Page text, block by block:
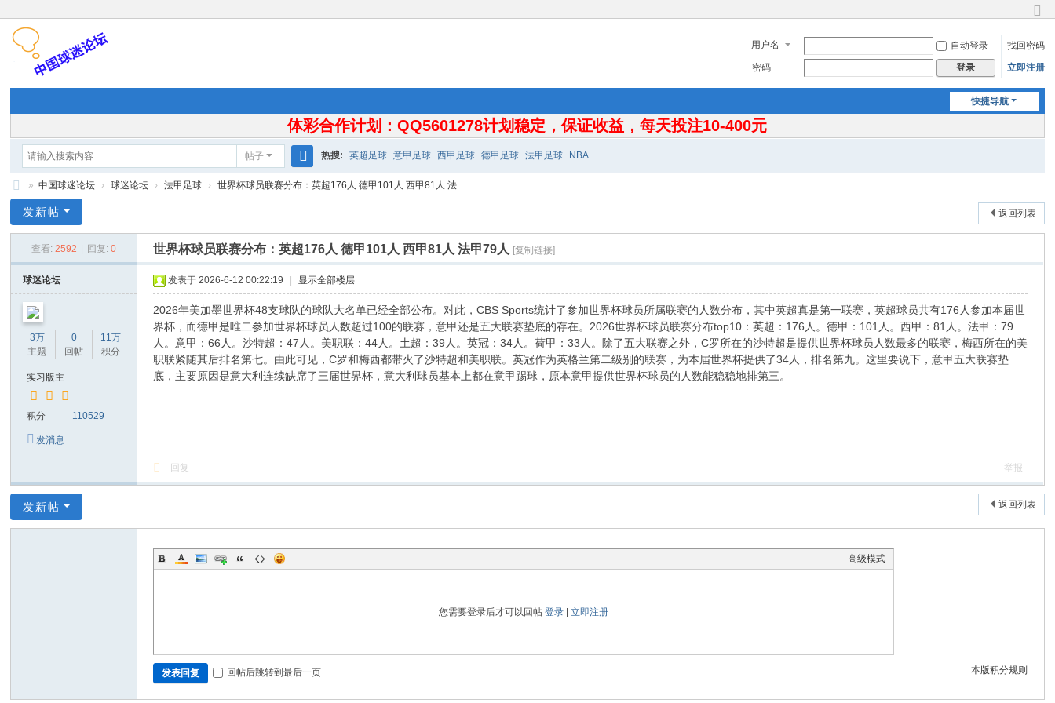
换
到
窄
用户名 自动登录
找回密码
密码
登录 立即注册
快捷导航
体彩合作计划：QQ5601278计划稳定，保证收益，每天投注10-400元
帖子
搜
热搜: 英超足球 意甲足球 西甲足球 德甲足球 法甲足球 NBA
国
迷
论
坛
» 中国球迷论坛 › 球迷论坛 › 法甲足球 › 世界杯球员联赛分布：英超176人 德甲101人 西甲81人 法 ...
返回列表
发新帖
查看: 2592 回复: 0 世界杯球员联赛分布：英超176人 德甲101人 西甲81人 法甲79人 [复制链接]
球迷论坛
3万
主题
0
回帖
11万
积分
实习版主
积分 110529
发消息
发表于 2026-6-12 00:22:19 显示全部楼层
2026年美加墨世界杯48支球队的球队大名单已经全部公布。对此，CBS Sports统计了参加世界杯球员所属联赛的人数分布，其中英超真是第一联赛，英超球员共有176人参加本届世
界杯，而德甲是唯二参加世界杯球员人数超过100的联赛，意甲还是五大联赛垫底的存在。2026世界杯球员联赛分布top10：英超：176人。德甲：101人。西甲：81人。法甲：79
人。意甲：66人。沙特超：47人。美职联：44人。土超：39人。英冠：34人。荷甲：33人。除了五大联赛之外，C罗所在的沙特超是提供世界杯球员人数最多的联赛，梅西所在的美
职联紧随其后排名第七。由此可见，C罗和梅西都带火了沙特超和美职联。英冠作为英格兰第二级别的联赛，为本届世界杯提供了34人，排名第九。这里要说下，意甲五大联赛垫
底，主要原因是意大利连续缺席了三届世界杯，意大利球员基本上都在意甲踢球，原本意甲提供世界杯球员的人数能稳稳地排第三。
回复 举报
返回列表
发新帖
高级模式
您需要登录后才可以回帖登录 |立即注册
本版积分规则
发表回复 回帖后跳转到最后一页